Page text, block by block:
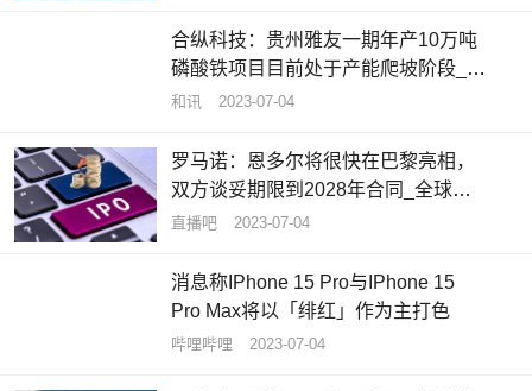
合纵科技：贵州雅友一期年产10万吨
磷酸铁项目目前处于产能爬坡阶段_每
日聚焦
和讯 2023-07-04
罗马诺：恩多尔将很快在巴黎亮相，
双方谈妥期限到2028年合同_全球要
闻
直播吧 2023-07-04
消息称IPhone 15 Pro与IPhone 15
Pro Max将以「绯红」作为主打色
哔哩哔哩 2023-07-04